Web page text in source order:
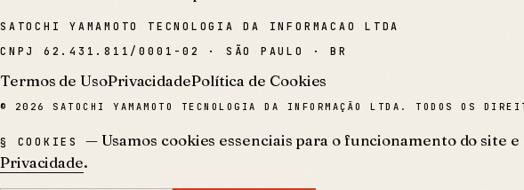
SATOCHI YAMAMOTO TECNOLOGIA DA INFORMACAO LTDA
CNPJ 62.431.811/0001-02 · SÃO PAULO · BR
Termos de UsoPrivacidadePolítica de Cookies
© 2026 SATOCHI YAMAMOTO TECNOLOGIA DA INFORMAÇÃO LTDA. TODOS OS
§ COOKIES — Usamos cookies essenciais para o funcionamento do site
Privacidade.